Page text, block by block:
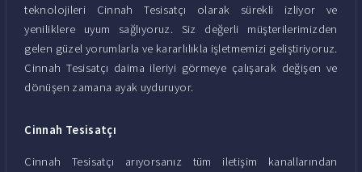
teknolojileri Cinnah Tesisatçı olarak sürekli izliyor ve
yeniliklere uyum sağlıyoruz. Siz değerli müşterilerimizden
gelen güzel yorumlarla ve kararlılıkla işletmemizi geliştiriyoruz.
Cinnah Tesisatçı daima ileriyi görmeye çalışarak değişen ve
dönüşen zamana ayak uyduruyor.
Cinnah Tesisatçı
Cinnah Tesisatçı arıyorsanız tüm iletişim kanallarından